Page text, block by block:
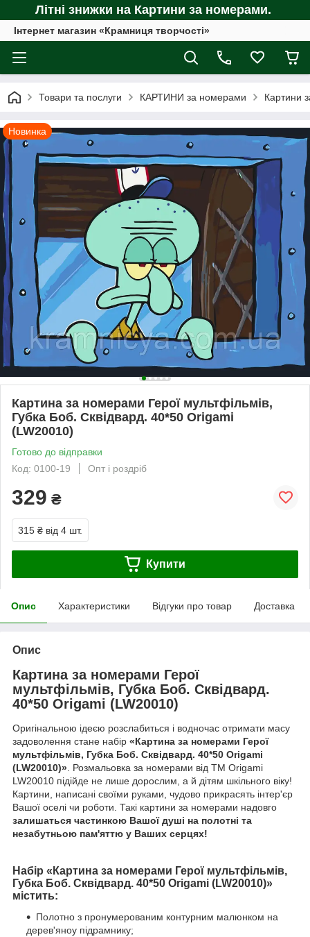
Літні знижки на Картини за номерами.
Інтернет магазин «Крамниця творчості»
Товари та послуги КАРТИНИ за номерами Картини
Новинка
Картина за номерами Герої мультфільмів,
Губка Боб. Сквідвард. 40*50 Origami
(LW20010)
Готово до відправки
Код: 0100-19
Опт і роздріб
329 ₴
315 ₴ від 4 шт.
Купити
Опис Характеристики Відгуки про товар Доставка
Опис
Картина за номерами Герої
мультфільмів, Губка Боб. Сквідвард.
40*50 Origami (LW20010)
Оригінальною ідеєю розслабиться і водночас отримати масу
задоволення стане набір «Картина за номерами Герої
мультфільмів, Губка Боб. Сквідвард. 40*50 Origami
(LW20010)». Розмальовка за номерами від ТМ Origami
LW20010 підійде не лише дорослим, а й дітям шкільного віку!
Картини, написані своїми руками, чудово прикрасять інтер'єр
Вашої оселі чи роботи. Такі картини за номерами надовго
залишаться частинкою Вашої душі на полотні та
незабутньою пам'яттю у Ваших серцях!
Набір «Картина за номерами Герої мультфільмів,
Губка Боб. Сквідвард. 40*50 Origami (LW20010)»
містить:
Полотно з пронумерованим контурним малюнком на
дерев'яноу підрамнику;